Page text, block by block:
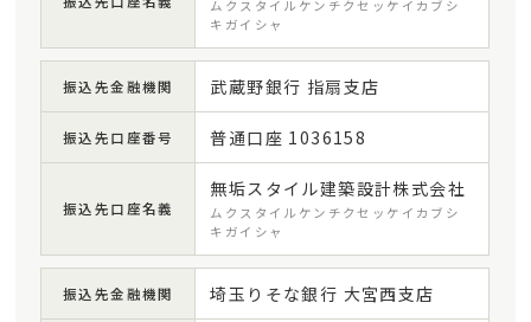
ムクスタイルケンチクセッケイカブシ
キガイシャ
振込先金融機関 武蔵野銀行 指扇支店
振込先口座番号 普通口座 1036158
振込先口座名義
無垢スタイル建築設計株式会社
ムクスタイルケンチクセッケイカブシ
キガイシャ
振込先金融機関 埼玉りそな銀行 大宮西支店